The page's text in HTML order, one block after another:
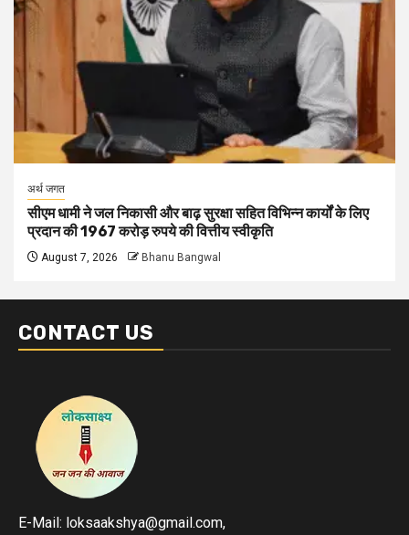
अर्थ जगत
सीएम धामी ने जल निकासी और बाढ़ सुरक्षा सहित विभिन्न कार्यों के लिए
प्रदान की 1967 करोड़ रुपये की वित्तीय स्वीकृति
August 7, 2026 Bhanu Bangwal
CONTACT US
E-Mail: loksaakshya@gmail.com,